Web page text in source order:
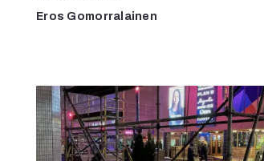
Eros Gomorralainen